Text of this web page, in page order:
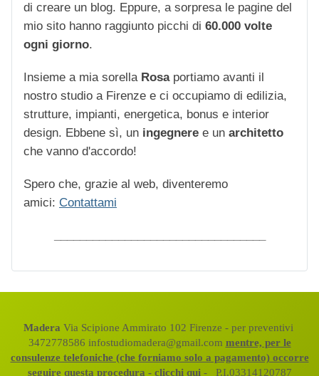
di creare un blog. Eppure, a sorpresa le pagine del
mio sito hanno raggiunto picchi di 60.000 volte
ogni giorno.
Insieme a mia sorella Rosaportiamo avanti il
nostro studio a Firenze e ci occupiamo di edilizia,
strutture, impianti, energetica, bonus e interior
design. Ebbene sì, un ingegnere e un architetto
che vanno d'accordo!
Spero che, grazie al web, diventeremo
amici: Contattami
Madera Via Scipione Ammirato 102 Firenze - per preventivi
3472778586 infostudiomadera@gmail.com mentre, per le
consulenze telefoniche (che forniamo solo a pagamento) occorre
seguire questa procedura - clicchi qui - P.I.03314120787